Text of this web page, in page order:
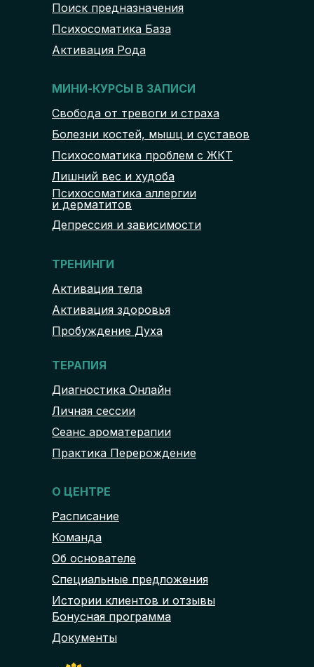
МИНИ-КУРСЫ В ЗАПИСИ
Болезни костей, мышц и суставов
Психосоматика проблем с ЖКТ
Лишний вес и худоба
Свобода от тревоги и страха
Психосоматика аллергии
и дерматитов
Депрессия и зависимости
Сеанс ароматерапии
ТЕРАПИЯ
Диагностика Онлайн
Личная сессии
Практика Перерождение
О ЦЕНТРЕ
Команда
Документы
Бонусная программа
Специальные предложения
Об основателе
Расписание
ТРЕНИНГИ
Активация тела
Психосоматика База
Активация Рода
Активация здоровья
Истории клиентов и отзывы
Пробуждение Духа
Поиск предназначения